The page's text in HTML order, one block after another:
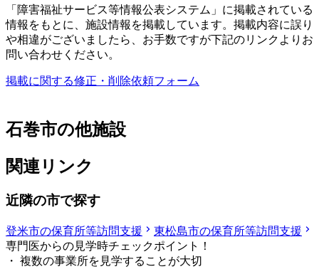
「障害福祉サービス等情報公表システム」に掲載されている
情報をもとに、施設情報を掲載しています。掲載内容に誤り
や相違がございましたら、お手数ですが下記のリンクよりお
問い合わせください。
掲載に関する修正・削除依頼フォーム
石巻市の他施設
関連リンク
近隣の市で探す
登米市の保育所等訪問支援
東松島市の保育所等訪問支援
専門医からの見学時チェックポイント！
・ 複数の事業所を見学することが大切